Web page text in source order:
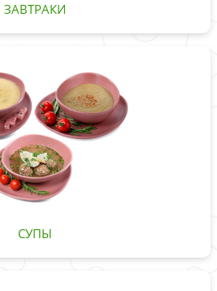
ЗАВТРАКИ
СУПЫ